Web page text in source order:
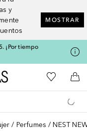
y
MOSTRAR
¡Por tiempo
A Douglas HomeMi lista de
A
Perfumes NEST